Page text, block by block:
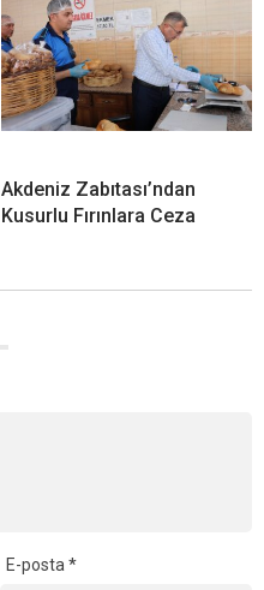
Akdeniz Zabıtası’ndan
Kusurlu Fırınlara Ceza
E-posta*